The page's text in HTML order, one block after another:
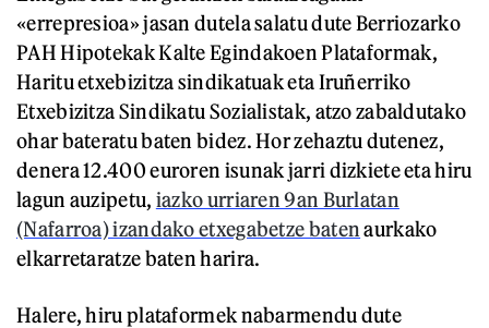
«errepresioa» jasan dutela salatu dute Berriozarko
PAH Hipotekak Kalte Egindakoen Plataformak,
Haritu etxebizitza sindikatuak eta Iruñerriko
Etxebizitza Sindikatu Sozialistak, atzo zabaldutako
ohar bateratu baten bidez. Hor zehaztu dutenez,
denera 12.400 euroren isunak jarri dizkiete eta hiru
lagun auzipetu, iazko urriaren 9an Burlatan
(Nafarroa) izandako etxegabetze batenaurkako
elkarretaratze baten harira.
Halere, hiru plataformek nabarmendu dute